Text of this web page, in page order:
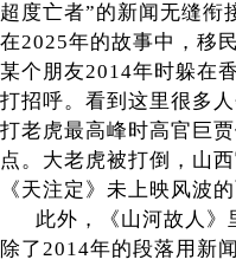
超度亡者”的新闻无缝衔
在2025年的故事中，移
某个朋友2014年时躲在
打招呼。看到这里很多
打老虎最高峰时高官巨
点。大老虎被打倒，山
《天注定》未上映风波
此外，《山河故人》
除了2014年的段落用新